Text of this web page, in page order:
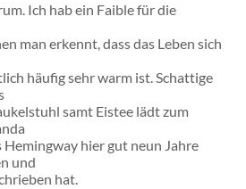
Ich hab ein Faible für die
man erkennt, dass das Leben sich
häufig sehr warm ist. Schattige
samt Eistee lädt zum
Hemingway hier gut neun Jahre
und
hat.